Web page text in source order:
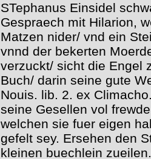
STephanus Einsidel
Gespraech mit Hilarion,
Matzen nider/ vnd ein
vnnd der bekerten
verzuckt/ sicht die Engel
Buch/ darin seine gute
Nouis. lib. 2. ex
seine Gesellen vol
welchen sie fuer eigen
gefelt sey. Ersehen den
kleinen buechlein